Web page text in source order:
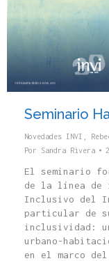
Seminario
Novedades INVI
Por Sandra Rivera
El seminario
de la línea de
Inclusivo del
particular de
inclusividad:
urbano-
en el marco del